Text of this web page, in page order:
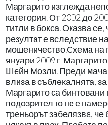
Маргарито изглежда
категория. От 2002 до
титли в бокса. Оказва
резултат е вследствие
мошеничество.Схема на
януари 2009 г.
Шейн Мозли. Преди мача
влиза в съблекалнята,
Маргарито са
подозрително не е
треньорът забелязва, че